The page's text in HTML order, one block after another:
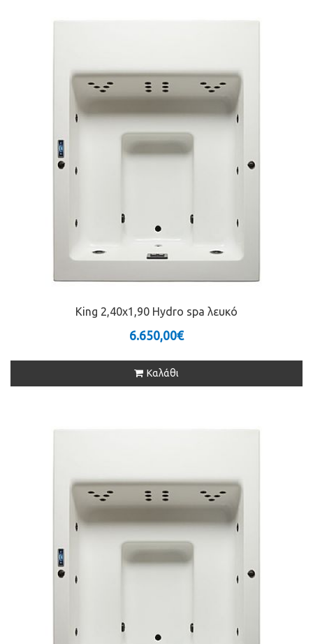
King 2,40x1,90 Hydro spa λευκό
6.650,00€
Καλάθι